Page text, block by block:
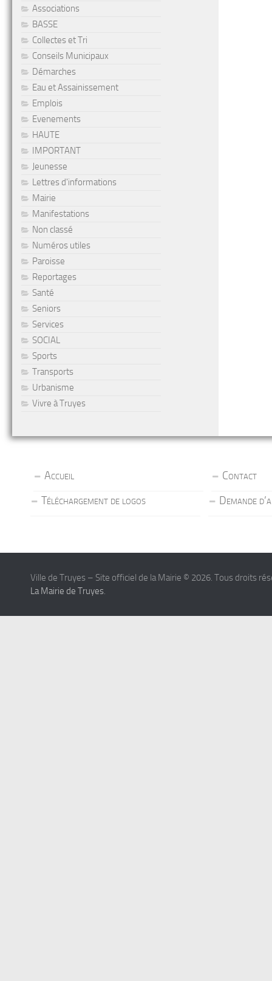
Associations
BASSE
Collectes et Tri
Conseils Municipaux
Démarches
Eau et Assainissement
Emplois
Evenements
HAUTE
IMPORTANT
Jeunesse
Lettres d'informations
Mairie
Manifestations
Non classé
Numéros utiles
Paroisse
Reportages
Santé
Seniors
Services
SOCIAL
Sports
Transports
Urbanisme
Vivre à Truyes
Accueil
Contact
Téléchargement de logos
Demande
Ville de Truyes – Site officiel de la Mairie © 2026. Tous droits
La Mairie de Truyes.